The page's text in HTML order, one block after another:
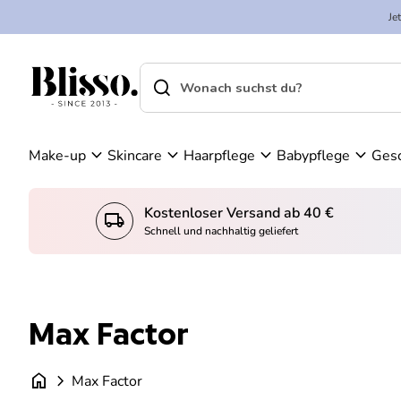
Startseite
K
W
en
ko
se
shopping_cart
Startseite
Suche"
search
Make-up expand_more Skincare expand_more Haarpflege expand_more Babypflege expand_more
local_shipping Kostenloser Versand ab 40 €
Schnell und nachhaltig geliefert
Max Factor
home chevron_right Max Factor